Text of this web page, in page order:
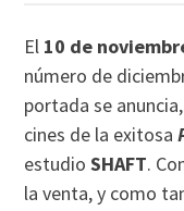
El 10 de
número de
portada se anuncia,
cines de la exitosa
estudioSHAFT.
la venta, y como